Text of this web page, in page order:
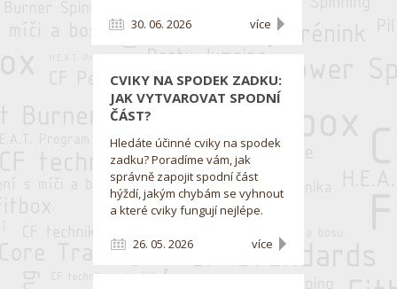
30. 06. 2026 více
CVIKY NA SPODEK ZADKU:
JAK VYTVAROVAT SPODNÍ
ČÁST?
Hledáte účinné cviky na spodek
zadku? Poradíme vám, jak
správně zapojit spodní část
hýždí, jakým chybám se vyhnout
a které cviky fungují nejlépe.
26. 05. 2026 více